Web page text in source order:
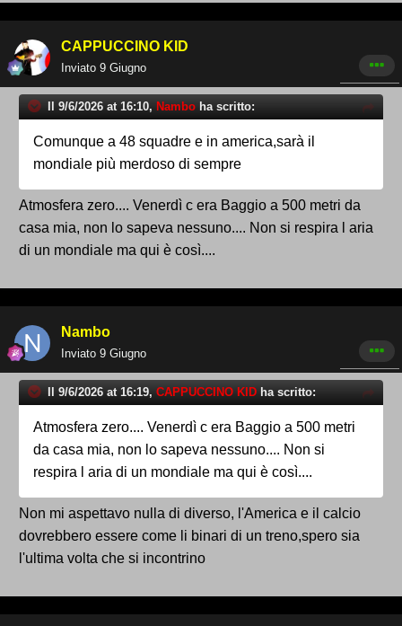
CAPPUCCINO KID
Inviato 9 Giugno
Il 9/6/2026 at 16:10, Nambo ha scritto:
Comunque a 48 squadre e in america,sarà il
mondiale più merdoso di sempre
Atmosfera zero.... Venerdì c era Baggio a 500 metri da
casa mia, non lo sapeva nessuno.... Non si respira l aria
di un mondiale ma qui è così....
Nambo
Inviato 9 Giugno
Il 9/6/2026 at 16:19, CAPPUCCINO KID ha scritto:
Atmosfera zero.... Venerdì c era Baggio a 500 metri
da casa mia, non lo sapeva nessuno.... Non si
respira l aria di un mondiale ma qui è così....
Non mi aspettavo nulla di diverso, l'America e il calcio
dovrebbero essere come li binari di un treno,spero sia
l'ultima volta che si incontrino